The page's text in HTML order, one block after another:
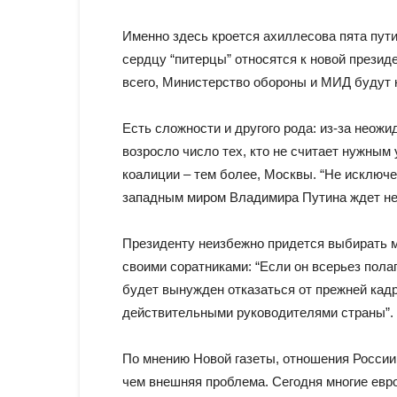
Именно здесь кроется ахиллесова пята
сердцу “питерцы” относятся к новой
всего, Министерство обороны и МИД будут
Есть сложности и другого рода: из-за
возросло число тех, кто не считает
коалиции – тем более, Москвы. “Не
западным миром Владимира Путина ждет
Президенту неизбежно придется
своими соратниками: “Если он всерьез
будет вынужден отказаться от прежней
действительными руководителями страны”.
По мнению Новой газеты, отношения
чем внешняя проблема. Сегодня многие